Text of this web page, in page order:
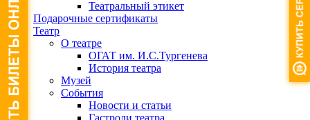
Театральный этикет
Подарочные сертификаты
Театр
О театре
ОГАТ им. И.С.Тургенева
История театра
Музей
События
Новости и статьи
Гастроли театра